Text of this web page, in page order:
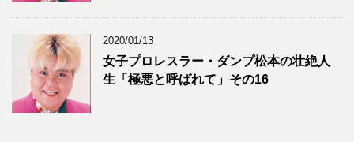
2020/01/13
女子プロレスラー・ダンプ松本の壮絶人
生「極悪と呼ばれて」その16